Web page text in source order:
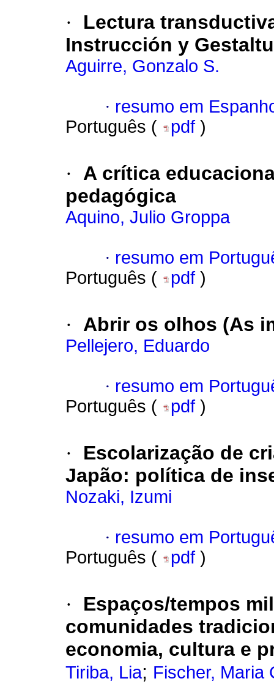
·
Lectura
Instrucción y
Aguirre, Gonzalo S.
· resumo em
Português (
pdf )
·
A crítica
pedagógica
Aquino, Julio Groppa
· resumo em
Português (
pdf )
· Abrir os olhos (As
Pellejero, Eduardo
· resumo em
Português (
pdf )
·
Escolarização de
Japão: política de
Nozaki, Izumi
· resumo em
Português (
pdf )
·
Espaços/tempos
comunidades
economia, cultura e
Tiriba, Lia; Fischer, Maria